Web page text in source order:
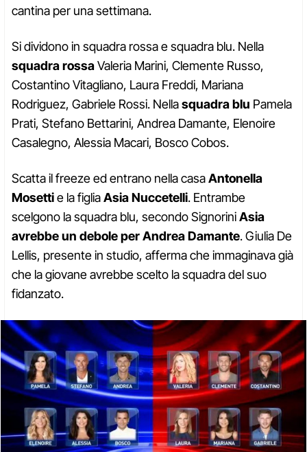
cantina per una settimana.
Si dividono in squadra rossa e squadra blu. Nella
squadra rossaValeria Marini, Clemente Russo,
Costantino Vitagliano, Laura Freddi, Mariana
Rodriguez, Gabriele Rossi. Nellasquadra blu Pamela
Prati, Stefano Bettarini, Andrea Damante, Elenoire
Casalegno, Alessia Macari, Bosco Cobos.
Scatta il freeze ed entrano nella casaAntonella
Mosettie la figliaAsia Nuccetelli. Entrambe
scelgono la squadra blu, secondo SignoriniAsia
avrebbe un debole per Andrea Damante. Giulia De
Lellis, presente in studio, afferma che immaginava già
che la giovane avrebbe scelto la squadra del suo
fidanzato.